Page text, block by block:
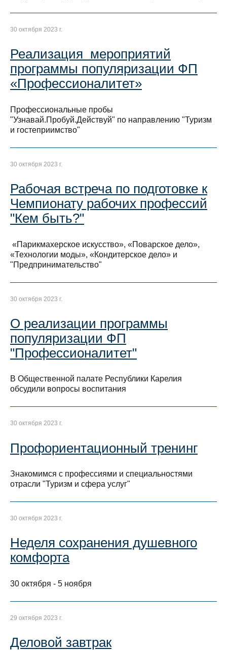
30 октября 2023 г.
Реализация мероприятий
программы популяризации ФП
«Профессионалитет»
Профессиональные пробы
"Узнавай.Пробуй.Действуй" по направлению "Туризм
и гостеприимство"
30 октября 2023 г.
Рабочая встреча по подготовке к
Чемпионату рабочих профессий
"Кем быть?"
«Парикмахерское искусство», «Поварское дело»,
«Технологии моды», «Кондитерское дело» и
"Предпринимательство"
30 октября 2023 г.
О реализации программы
популяризации ФП
"Профессионалитет"
В Общественной палате Республики Карелия
обсудили вопросы воспитания
30 октября 2023 г.
Профориентационный тренинг
Знакомимся с профессиями и специальностями
отрасли "Туризм и сфера услуг"
30 октября 2023 г.
Неделя сохранения душевного
комфорта
30 октября - 5 ноября
29 октября 2023 г.
Деловой завтрак